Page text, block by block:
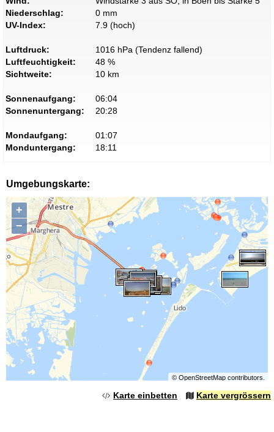
Niederschlag:
0 mm
UV-Index:
7.9 (hoch)
Luftdruck:
1016 hPa (Tendenz fallend)
Luftfeuchtigkeit:
48 %
Sichtweite:
10 km
Sonnenaufgang:
06:04
Sonnenuntergang:
20:28
Mondaufgang:
01:07
Monduntergang:
18:11
Umgebungskarte:
+
−
© OpenStreetMapcontributors.
Karte einbetten Karte vergrössern